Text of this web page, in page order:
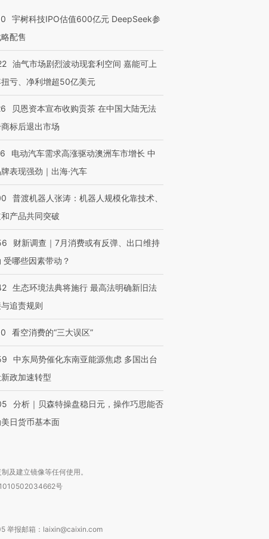
的吸金
中产们甘
马航飞行员跨国走私7万
粒摇头丸 尿检体内含3种
视线｜被称为“蟑螂”的印
第四届链博
技“链”接产
【特别呈现】寻找100种
【商旅对话】华住集团
宇树科技IPO估值600亿元 DeepSeek参
配售
油气市场剧烈波动现套利空间 嘉能可上
亏、净利增超50亿美元
贝恩资本宣布收购贡茶 在中国大陆无法
标后退出市场
电动汽车需求高涨驱动澳洲车市增长 中
表现强劲｜出海·汽车
普渡机器人张涛：机器人规模化靠技术、
产品共同突破
财新调查｜7月消费或有反弹、出口维持
受哪些因素带动？
生态环境法典将施行 最高法明确新旧法
追责规则
看空消费的“三大误区”
中东局势催化东南亚能源焦虑 多国出台
政加速转型
分析｜贝森特操盘稳日元，操作巧思能否
日货币基本面
及建立镜像等任何使用。
号
举报邮箱：laixin@caixin.com